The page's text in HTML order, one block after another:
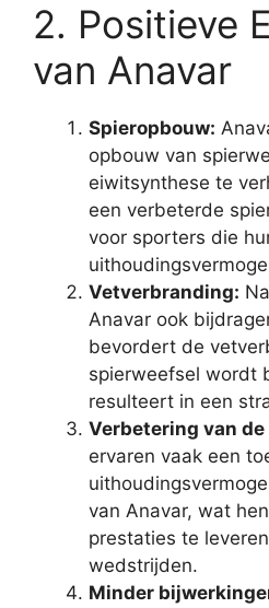
2. Positieve
van Anavar
Spieropbouw:
opbouw van
eiwitsynthese te
een verbeterde
voor sporters die
Vetverbranding:
Anavar ook
bevordert de
spierweefsel wordt
resulteert in een
Verbetering van
ervaren vaak een
van Anavar, wat
prestaties te
wedstrijden.
Minder